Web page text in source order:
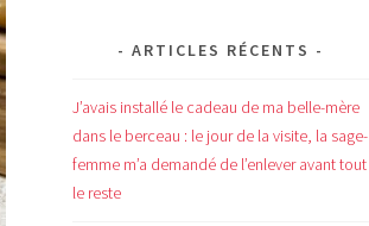
ARTICLES RÉCENTS
J’avais installé le cadeau de ma belle-mère
dans le berceau : le jour de la visite, la sage-
femme m’a demandé de l’enlever avant tout
le reste